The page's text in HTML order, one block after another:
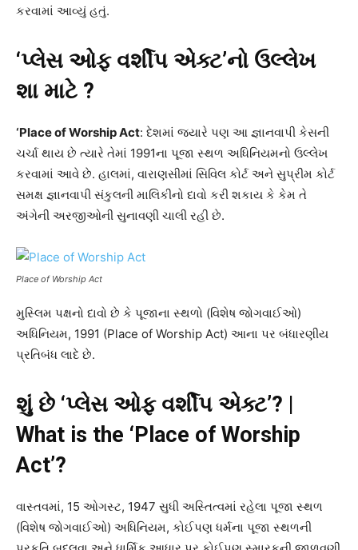
કરવામાં આવ્યું હતું.
‘પ્લેસ ઓફ વર્શીપ એક્ટ’નો ઉલ્લેખ
શા માટે ?
‘Place of Worship Act: દેશમાં જ્યારે પણ આ જ્ઞાનવાપી કેસની
ચર્ચા થાય છે ત્યારે તેમાં 1991ના પૂજા સ્થળ અધિનિયમનો ઉલ્લેખ
કરવામાં આવે છે. હાલમાં, વારાણસીમાં સિવિલ કોર્ટ અને સુપ્રીમ કોર્ટ
સમક્ષ જ્ઞાનવાપી સંકુલની માલિકીનો દાવો કરી શકાય કે કેમ તે
અંગેની અરજીઓની સુનાવણી ચાલી રહી છે.
Place of Worship Act
મુસ્લિમ પક્ષનો દાવો છે કે પૂજાના સ્થળો (વિશેષ જોગવાઈઓ)
અધિનિયમ, 1991 (Place of Worship Act) આના પર બંધારણીય
પ્રતિબંધ લાદે છે.
શું છે ‘પ્લેસ ઓફ વર્શીપ એક્ટ’? |
What is the ‘Place of Worship
Act’?
વાસ્તવમાં, 15 ઓગસ્ટ, 1947 સુધી અસ્તિત્વમાં રહેલા પૂજા સ્થળ
(વિશેષ જોગવાઈઓ) અધિનિયમ, કોઈપણ ધર્મના પૂજા સ્થળની